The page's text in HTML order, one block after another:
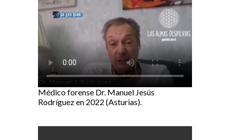
Médico forense Dr. Manuel Jesús
Rodríguez en 2022 (Asturias).